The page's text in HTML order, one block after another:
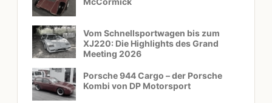
Vom Schnellsportwagen bis zum
XJ220: Die Highlights des Grand
Meeting 2026
Porsche 944 Cargo – der Porsche
Kombi von DP Motorsport